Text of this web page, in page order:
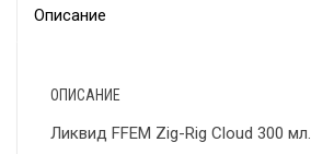
Описание
ОПИСАНИЕ
Ликвид FFEM Zig-Rig Cloud 300 мл.